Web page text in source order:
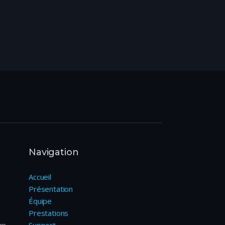
Navigation
Accueil
Présentation
Équipe
Prestations